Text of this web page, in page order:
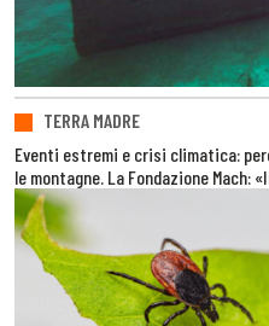
TERRA MADRE
Eventi estremi e crisi climatica:
le montagne. La Fondazione Mach: